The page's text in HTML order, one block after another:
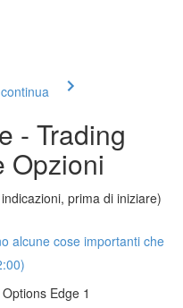
- Trading
Opzioni
prima di iniziare)
alcune cose importanti che
Edge 1